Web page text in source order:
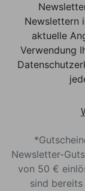
Newslettern
aktuelle
Verwendung
Newsletter-
von 50 €
sind